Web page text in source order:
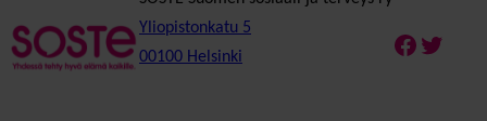
Yliopistonkatu 5
00100 Helsinki